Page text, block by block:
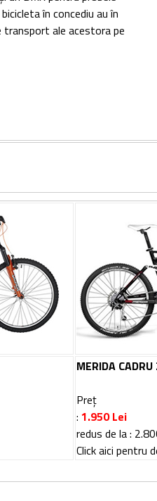
în concediu au în
transport ale acestora pe
MERIDA
Preț
: 1.950 Lei
redus de la :
Click aici pentru